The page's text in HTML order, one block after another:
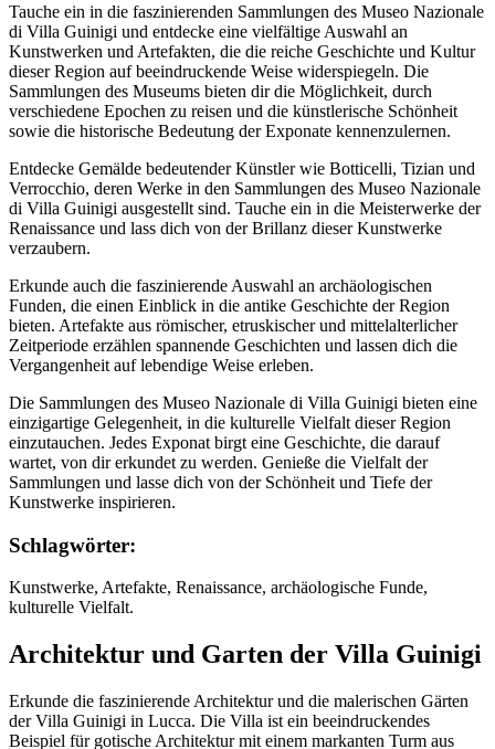
Tauche ein in die faszinierenden Sammlungen des Museo Nazionale
di Villa Guinigi und entdecke eine vielfältige Auswahl an
Kunstwerken und Artefakten, die die reiche Geschichte und Kultur
dieser Region auf beeindruckende Weise widerspiegeln. Die
Sammlungen des Museums bieten dir die Möglichkeit, durch
verschiedene Epochen zu reisen und die künstlerische Schönheit
sowie die historische Bedeutung der Exponate kennenzulernen.
Entdecke Gemälde bedeutender Künstler wie Botticelli, Tizian und
Verrocchio, deren Werke in den Sammlungen des Museo Nazionale
di Villa Guinigi ausgestellt sind. Tauche ein in die Meisterwerke der
Renaissance und lass dich von der Brillanz dieser Kunstwerke
verzaubern.
Erkunde auch die faszinierende Auswahl an archäologischen
Funden, die einen Einblick in die antike Geschichte der Region
bieten. Artefakte aus römischer, etruskischer und mittelalterlicher
Zeitperiode erzählen spannende Geschichten und lassen dich die
Vergangenheit auf lebendige Weise erleben.
Die Sammlungen des Museo Nazionale di Villa Guinigi bieten eine
einzigartige Gelegenheit, in die kulturelle Vielfalt dieser Region
einzutauchen. Jedes Exponat birgt eine Geschichte, die darauf
wartet, von dir erkundet zu werden. Genieße die Vielfalt der
Sammlungen und lasse dich von der Schönheit und Tiefe der
Kunstwerke inspirieren.
Schlagwörter:
Kunstwerke, Artefakte, Renaissance, archäologische Funde,
kulturelle Vielfalt.
Architektur und Garten der Villa Guinigi
Erkunde die faszinierende Architektur und die malerischen Gärten
der Villa Guinigi in Lucca. Die Villa ist ein beeindruckendes
Beispiel für gotische Architektur mit einem markanten Turm aus